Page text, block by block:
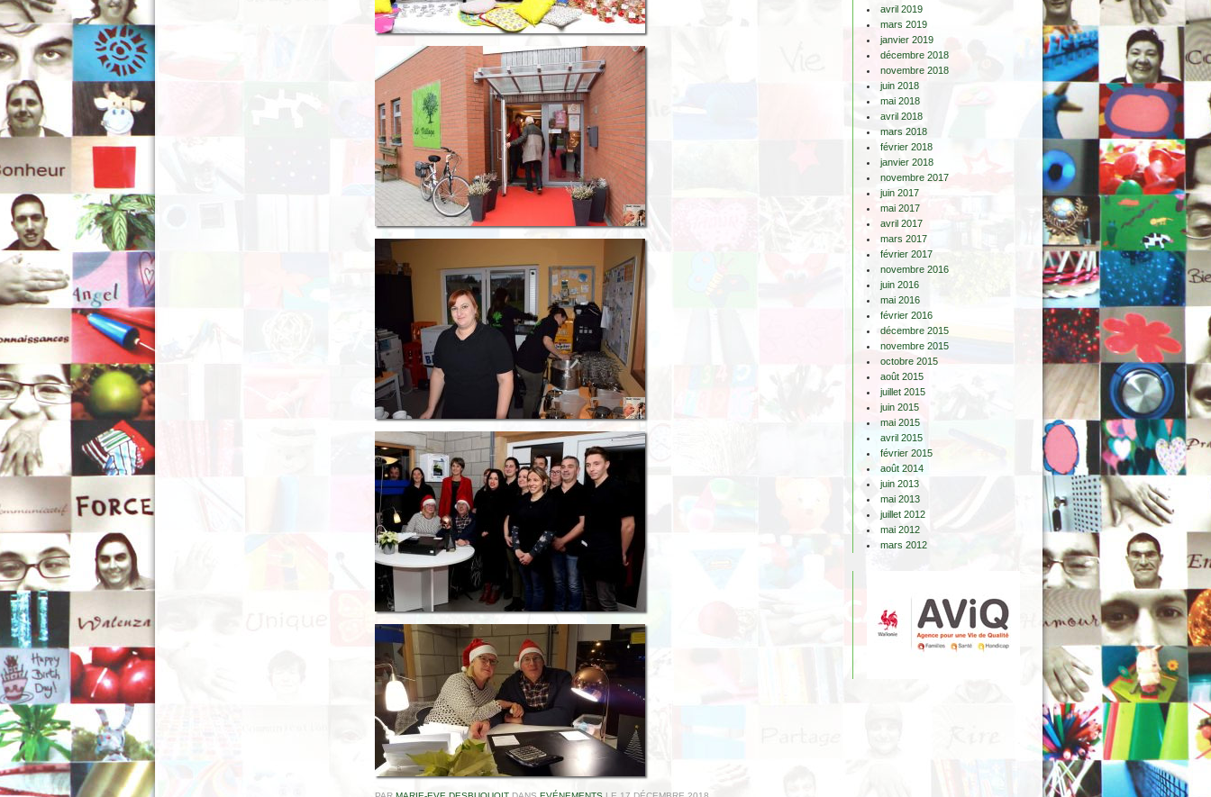
avril 2019
mars 2019
janvier 2019
décembre 2018
novembre 2018
juin 2018
mai 2018
avril 2018
mars 2018
février 2018
janvier 2018
novembre 2017
juin 2017
mai 2017
avril 2017
mars 2017
février 2017
novembre 2016
juin 2016
mai 2016
février 2016
décembre 2015
novembre 2015
octobre 2015
août 2015
juillet 2015
juin 2015
mai 2015
avril 2015
février 2015
août 2014
juin 2013
mai 2013
juillet 2012
mai 2012
mars 2012